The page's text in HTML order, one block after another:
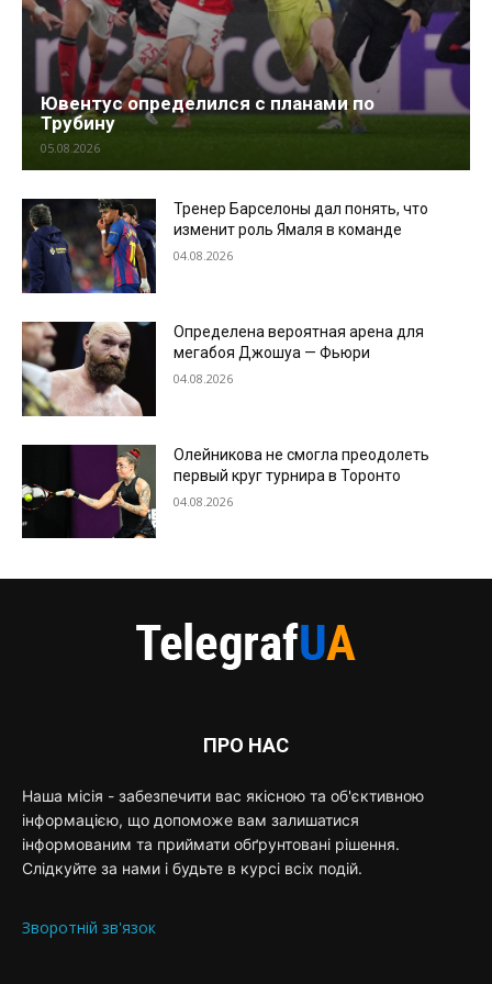
Ювентус определился с планами по
Трубину
05.08.2026
Тренер Барселоны дал понять, что
изменит роль Ямаля в команде
04.08.2026
Определена вероятная арена для
мегабоя Джошуа — Фьюри
04.08.2026
Олейникова не смогла преодолеть
первый круг турнира в Торонто
04.08.2026
ПРО НАС
Наша місія - забезпечити вас якісною та об'єктивною
інформацією, що допоможе вам залишатися
інформованим та приймати обґрунтовані рішення.
Слідкуйте за нами і будьте в курсі всіх подій.
Зворотній зв'язок